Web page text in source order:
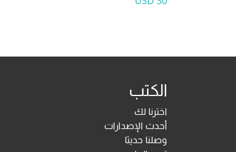
الكتب
اخترنا لك
أحدث الإصدارات
وصلنا حديثا